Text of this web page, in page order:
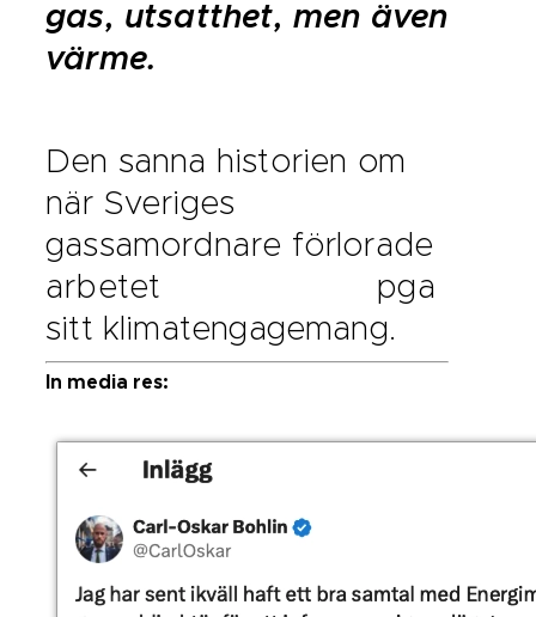
gas, utsatthet, men även
värme.
Den sanna historien om
när Sveriges
gassamordnare förlorade
arbetet pga
sitt klimatengagemang.
In media res: